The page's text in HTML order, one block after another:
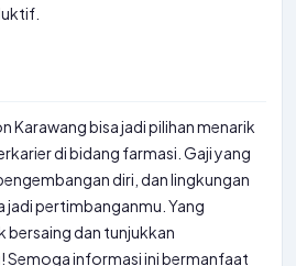
Karawang bisa jadi pilihan menarik
di bidang farmasi. Gaji yang
diri, dan lingkungan
jadi pertimbanganmu. Yang
bersaing dan tunjukkan
Semoga informasi ini bermanfaat